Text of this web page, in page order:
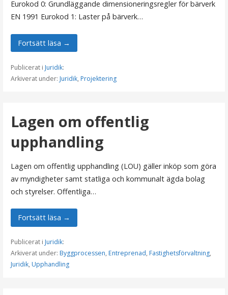
Eurokod 0: Grundläggande dimensioneringsregler för bärverk
EN 1991 Eurokod 1: Laster på bärverk…
Fortsätt läsa →
Publicerat i Juridik:
Arkiverat under: Juridik, Projektering
Lagen om offentlig
upphandling
Lagen om offentlig upphandling (LOU) gäller inköp som göra
av myndigheter samt statliga och kommunalt ägda bolag
och styrelser. Offentliga…
Fortsätt läsa →
Publicerat i Juridik:
Arkiverat under: Byggprocessen, Entreprenad, Fastighetsförvaltning,
Juridik, Upphandling